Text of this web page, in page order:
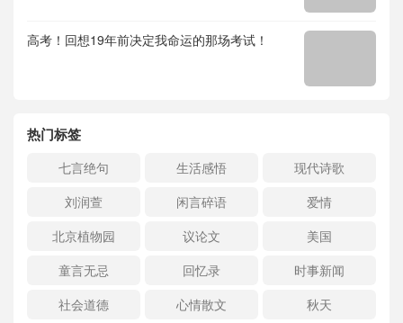
高考！回想19年前决定我命运的那场考试！
热门标签
七言绝句 生活感悟
现代诗歌
刘润萱
闲言碎语
爱情
北京植物园
议论文
美国
童言无忌
回忆录
时事新闻
社会道德
心情散文 秋天